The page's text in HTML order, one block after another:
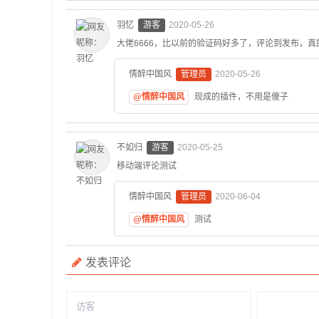
羽忆 游客
2020-05-26
大佬6666，比以前的验证码好多了，评论到发布，真
情醉中国风 管理员 2020-05-26
@情醉中国风 现成的插件，不用是傻子
不如归 游客
2020-05-25
移动端评论测试
情醉中国风 管理员 2020-06-04
@情醉中国风 测试
发表评论